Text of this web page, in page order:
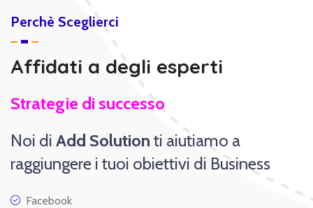
Perchè Sceglierci
Affidati a degli esperti
Strategie di successo
Noi di Add Solution ti aiutiamo a
raggiungere i tuoi obiettivi di Business
Facebook